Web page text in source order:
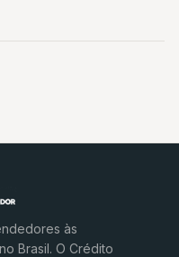
às
Brasil. O Crédito